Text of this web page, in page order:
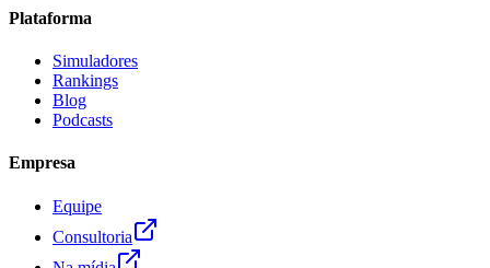
Plataforma
Simuladores
Rankings
Blog
Podcasts
Empresa
Equipe
Consultoria